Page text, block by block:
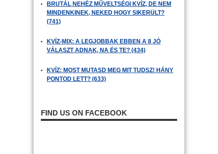
BRUTÁL NEHÉZ MŰVELTSÉGI KVÍZ, DE NEM
MINDENKINEK, NEKED HOGY SIKERÜLT?
(741)
KVÍZ-MIX: A LEGJOBBAK EBBEN A 8 JÓ
VÁLASZT ADNAK, NA ÉS TE? (434)
KVÍZ: MOST MUTASD MEG MIT TUDSZ! HÁNY
PONTOD LETT? (633)
FIND US ON FACEBOOK